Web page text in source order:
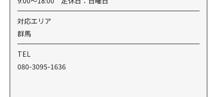
対応エリア
群馬
TEL
080-3095-1636